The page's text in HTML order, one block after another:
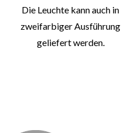
Die Leuchte kann auch in
zweifarbiger Ausführung
geliefert werden.